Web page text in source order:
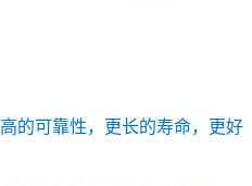
的可靠性，更长的寿命，更好